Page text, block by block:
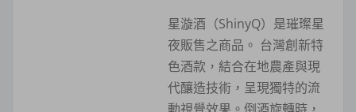
星漩酒（ShinyQ）是璀璨星
夜販售之商品。 台灣創新特
色酒款，結合在地農產與現
代釀造技術，呈現獨特的流